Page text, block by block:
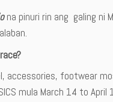
na pinuri rin ang galing ni
accessories, footwear
mula March 14 to April